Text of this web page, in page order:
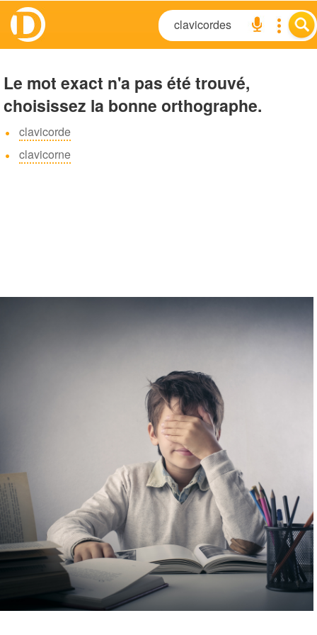
Le mot exact n'a pas été trouvé,
choisissez la bonne orthographe.
clavicorde
clavicorne